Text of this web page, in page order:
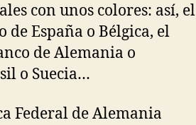
con unos colores: así, el
España o Bélgica, el
de Alemania o
o Suecia…
Federal de Alemania